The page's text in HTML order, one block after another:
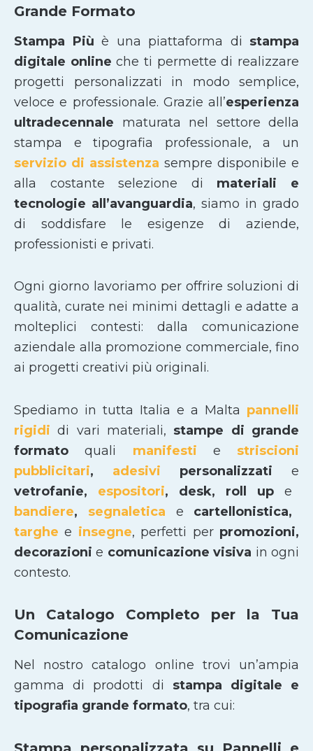
Grande Formato
Stampa Più è una piattaforma di stampa
digitale online che ti permette di realizzare
progetti personalizzati in modo semplice,
veloce e professionale. Grazie all’esperienza
ultradecennale maturata nel settore della
stampa e tipografia professionale, a un
servizio di assistenza sempre disponibile e
alla costante selezione di materiali e
tecnologie all’avanguardia, siamo in grado
di soddisfare le esigenze di aziende,
professionisti e privati.
Ogni giorno lavoriamo per offrire soluzioni di
qualità, curate nei minimi dettagli e adatte a
molteplici contesti: dalla comunicazione
aziendale alla promozione commerciale, fino
ai progetti creativi più originali.
Spediamo in tutta Italia e a Malta pannelli
rigididi vari materiali, stampe di grande
formatoquali manifesti e striscioni
pubblicitari, adesivi personalizzati e
vetrofanie, espositori, desk, roll up e
bandiere, segnaletica e cartellonistica,
targhee insegne, perfetti per promozioni,
decorazionie comunicazione visiva in ogni
contesto.
Un Catalogo Completo per la Tua
Comunicazione
Nel nostro catalogo online trovi un’ampia
gamma di prodotti di stampa digitale e
tipografia grande formato, tra cui: